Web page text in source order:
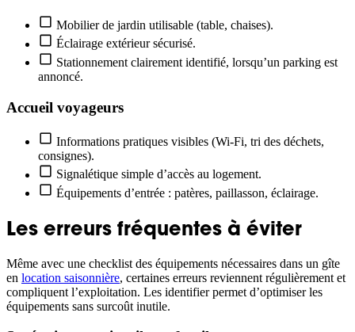
Mobilier de jardin utilisable (table, chaises).
Éclairage extérieur sécurisé.
Stationnement clairement identifié, lorsqu’un parking est
annoncé.
Accueil voyageurs
Informations pratiques visibles (Wi-Fi, tri des déchets,
consignes).
Signalétique simple d’accès au logement.
Équipements d’entrée : patères, paillasson, éclairage.
Les erreurs fréquentes à éviter
Même avec une checklist des équipements nécessaires dans un gîte
en location saisonnière, certaines erreurs reviennent régulièrement et
compliquent l’exploitation. Les identifier permet d’optimiser les
équipements sans surcoût inutile.